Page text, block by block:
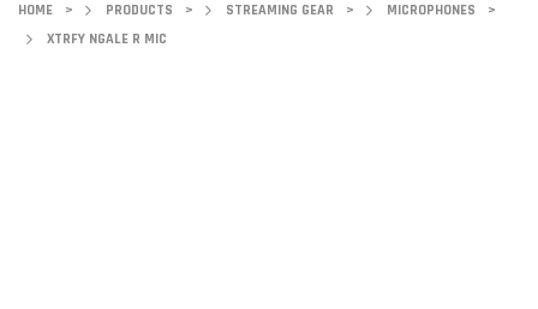
HOME > PRODUCTS > STREAMING GEAR > MICROPHONES
>
XTRFY NGALE R MIC